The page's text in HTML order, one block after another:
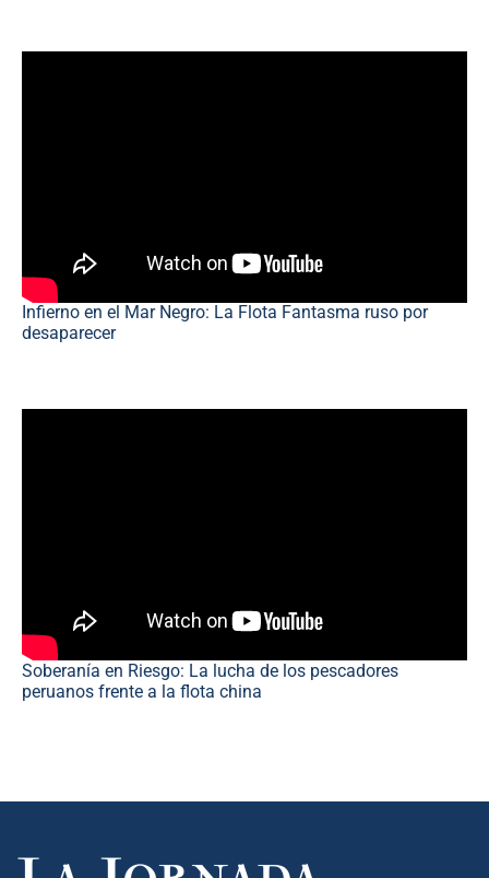
Infierno en el Mar Negro: La Flota Fantasma ruso por
desaparecer
Soberanía en Riesgo: La lucha de los pescadores
peruanos frente a la flota china